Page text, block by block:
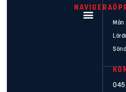
NAVIGERA
Mån